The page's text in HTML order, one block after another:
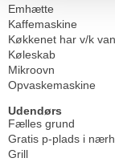
Emhætte
Kaffemaskine
Køkkenet har v/k
Køleskab
Mikroovn
Opvaskemaskine
Udendørs
Fælles grund
Gratis p-plads i
Grill